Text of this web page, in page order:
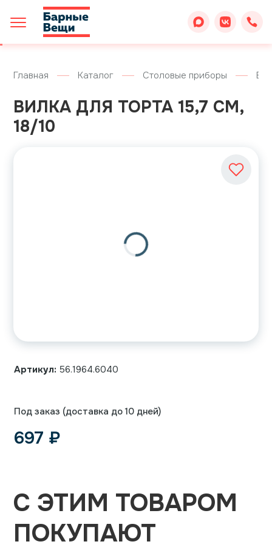
Главная Каталог Столовые приборы
ВИЛКА ДЛЯ ТОРТА 15,7 СМ,
18/10
Артикул: 56.1964.6040
Под заказ (доставка до 10 дней)
697 ₽
С ЭТИМ ТОВАРОМ
ПОКУПАЮТ